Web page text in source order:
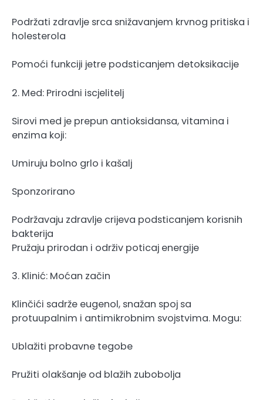
Podržati zdravlje srca snižavanjem krvnog pritiska i
holesterola
Pomoći funkciji jetre podsticanjem detoksikacije
2. Med: Prirodni iscjelitelj
Sirovi med je prepun antioksidansa, vitamina i
enzima koji:
Umiruju bolno grlo i kašalj
Sponzorirano
Podržavaju zdravlje crijeva podsticanjem korisnih
bakterija
Pružaju prirodan i održiv poticaj energije
3. Klinić: Moćan začin
Klinčići sadrže eugenol, snažan spoj sa
protuupalnim i antimikrobnim svojstvima. Mogu:
Ublažiti probavne tegobe
Pružiti olakšanje od blažih zubobolja